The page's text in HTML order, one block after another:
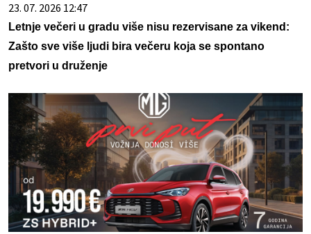
23. 07. 2026 12:47
Letnje večeri u gradu više nisu rezervisane za vikend:
Zašto sve više ljudi bira večeru koja se spontano
pretvori u druženje